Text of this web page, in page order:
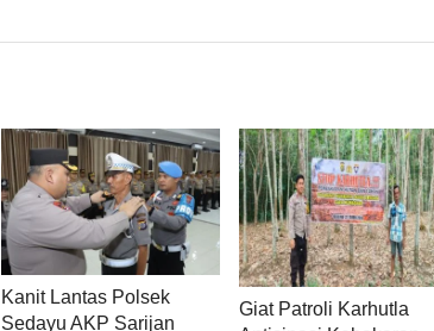
Kanit Lantas Polsek
Sedayu AKP Sarijan
Giat Patroli Karhutla